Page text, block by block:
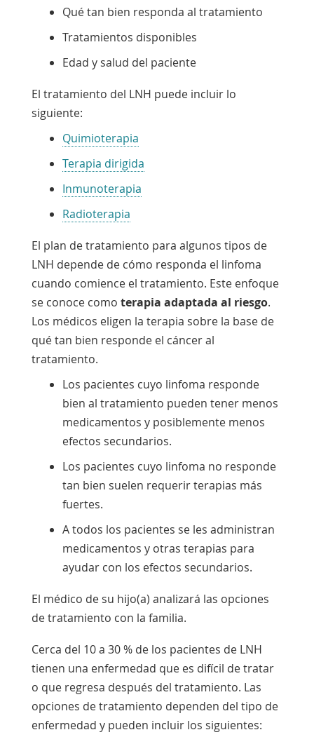
Qué tan bien responda al tratamiento
Tratamientos disponibles
Edad y salud del paciente
El tratamiento del LNH puede incluir lo
siguiente:
Quimioterapia
Terapia dirigida
Inmunoterapia
Radioterapia
El plan de tratamiento para algunos tipos de
LNH depende de cómo responda el linfoma
cuando comience el tratamiento. Este enfoque
se conoce como terapia adaptada al riesgo.
Los médicos eligen la terapia sobre la base de
qué tan bien responde el cáncer al
tratamiento.
Los pacientes cuyo linfoma responde
bien al tratamiento pueden tener menos
medicamentos y posiblemente menos
efectos secundarios.
Los pacientes cuyo linfoma no responde
tan bien suelen requerir terapias más
fuertes.
A todos los pacientes se les administran
medicamentos y otras terapias para
ayudar con los efectos secundarios.
El médico de su hijo(a) analizará las opciones
de tratamiento con la familia.
Cerca del 10 a 30 % de los pacientes de LNH
tienen una enfermedad que es difícil de tratar
o que regresa después del tratamiento. Las
opciones de tratamiento dependen del tipo de
enfermedad y pueden incluir los siguientes: